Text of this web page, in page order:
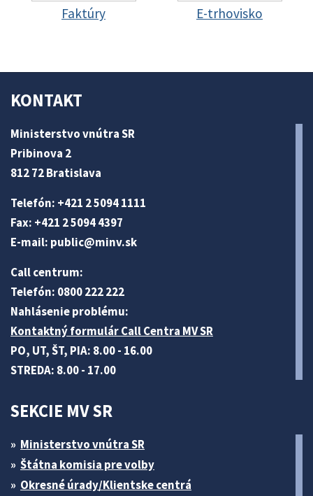
Faktúry E-trhovisko
KONTAKT
Ministerstvo vnútra SR
Pribinova 2
812 72 Bratislava
Telefón: +421 2 5094 1111
Fax: +421 2 5094 4397
E-mail: public@minv.sk
Call centrum:
Telefón: 0800 222 222
Nahlásenie problému:
Kontaktný formulár Call Centra MV SR
PO, UT, ŠT, PIA: 8.00 - 16.00
STREDA: 8.00 - 17.00
SEKCIE MV SR
Ministerstvo vnútra SR
Štátna komisia pre volby
Okresné úrady/Klientske centrá